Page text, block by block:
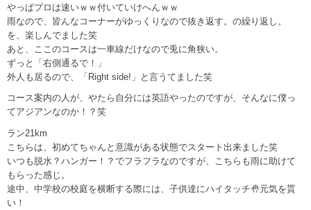
やっぱプロは速いｗｗ付いていけへんｗｗ
雨なので、皆んなコーナーがゆっくりなので抜き返す。の繰り返し。
を、楽しんでました笑
あと、ここのコースは一車線だけなので兎に角狭い。
ずっと「右側通るで！」
外人も居るので、「Right side!」と言うてました笑
コース案内の人が、やたら自分には英語やったのですが、そんなに僕っ
てアジアンなのか！？笑
ラン21km
こちらは、初めてちゃんと意識がある状態でスタート出来ました笑
いつも脱水？ハンガー！？でフラフラなのですが、こちらも雨に助けて
もらった感じ。
途中、中学校の校庭を横断する際には、子供達にハイタッチ🤚元気を貰
い！